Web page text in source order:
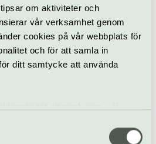
om aktiviteter och
vår verksamhet genom
cookies på vår webbplats för
och för att samla in
ditt samtycke att använda
för sociala medier. Vi
Konserthuset Stockholm
Mahler och Byström
14–15 oktober